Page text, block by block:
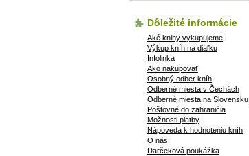
Dôležité informácie
Aké knihy vykupujeme
Výkup kníh na diaľku
Infolinka
Ako nakupovať
Osobný odber kníh
Odberné miesta v Čechách
Odberné miesta na Slovensku
Poštovné do zahraničia
Možnosti platby
Nápoveda k hodnoteniu kníh
O nás
Darčeková poukážka